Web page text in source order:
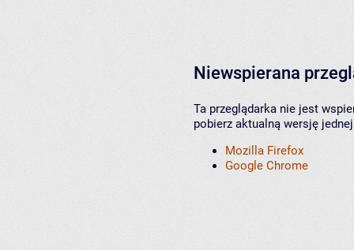
Niewspierana
Ta przeglądarka nie jest
pobierz aktualną wersję
Mozilla Firefox
Google Chrome